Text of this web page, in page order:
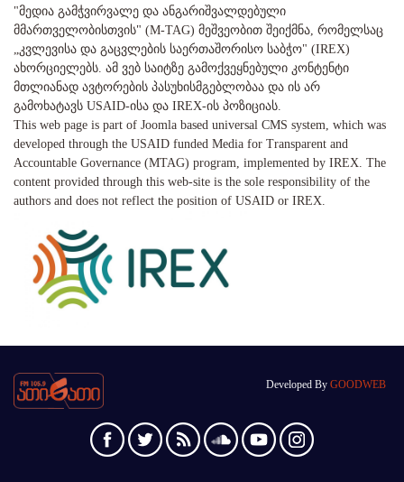
"მედია გამჭვირვალე და ანგარიშვალდებული
მმართველობისთვის" (M-TAG) მეშვეობით შეიქმნა, რომელსაც
„კვლევისა და გაცვლების საერთაშორისო საბჭო" (IREX)
ახორციელებს. ამ ვებ საიტზე გამოქვეყნებული კონტენტი
მთლიანად ავტორების პასუხისმგებლობაა და ის არ
გამოხატავს USAID-ისა და IREX-ის პოზიციას.
This web page is part of Joomla based universal CMS system, which was
developed through the USAID funded Media for Transparent and
Accountable Governance (MTAG) program, implemented by IREX. The
content provided through this web-site is the sole responsibility of the
authors and does not reflect the position of USAID or IREX.
Developed By GOODWEB